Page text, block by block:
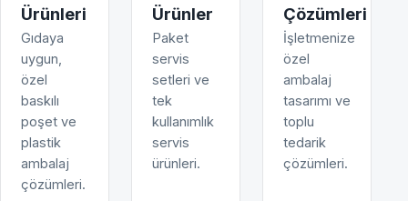
Ürünleri
Gıdaya
uygun,
özel
baskılı
poşet ve
plastik
ambalaj
çözümleri.
Ürünler
Paket
servis
setleri ve
tek
kullanımlık
servis
ürünleri.
Çözümleri
İşletmenize
özel
ambalaj
tasarımı ve
toplu
tedarik
çözümleri.